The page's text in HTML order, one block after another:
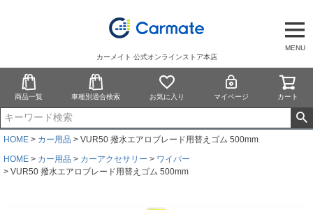
MENU
カーメイト 公式オンラインストア本店
商品一覧 車種別適合検索 お気に入り マイページ カート
HOME カー用品
VUR50 撥水エアロブレード用替えゴム 500mm
HOME
カー用品 カーアクセサリー
ワイパー
VUR50 撥水エアロブレード用替えゴム 500mm